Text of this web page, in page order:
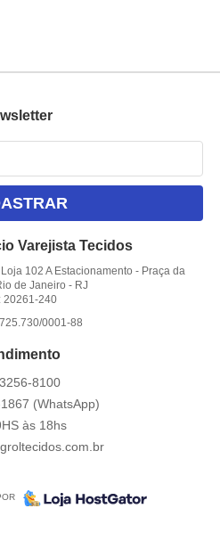
Varejista Tecidos
102 A Estacionamento - Praça da
de Janeiro - RJ
20261-240
0001-88
3256-8100
(WhatsApp)
às 18hs